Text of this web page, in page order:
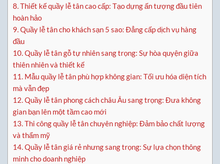
8.Thiết kế quầy lễ tân cao cấp: Tạo dựng ấn tượng đầu tiên
hoàn hảo
9.Quầy lễ tân cho khách sạn 5 sao: Đẳng cấp dịch vụ hàng
đầu
10.Quầy lễ tân gỗ tự nhiên sang trọng: Sự hòa quyện giữa
thiên nhiên và thiết kế
11. Mẫu quầy lễ tân phù hợp không gian: Tối ưu hóa diện tích
mà vẫn đẹp
12.Quầy lễ tân phong cách châu Âu sang trọng: Đưa không
gian bạn lên một tầm cao mới
13.Thi công quầy lễ tân chuyên nghiệp: Đảm bảo chất lượng
và thẩm mỹ
14.Quầy lễ tân giá rẻ nhưng sang trọng: Sự lựa chọn thông
minh cho doanh nghiệp